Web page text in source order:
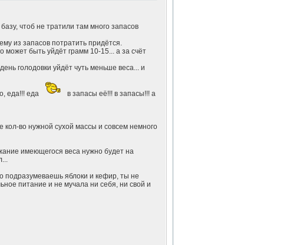
чтоб не тратили там много запасов
из запасов потратить придётся.
может быть уйдёт грамм 10-15... а за счёт
голодовки уйдёт чуть меньше веса... и
еда!!! еда
в запасы её!!! в запасы!!! а
кол-во нужной сухой массы и совсем немного
имеющегося веса нужно будет на
подразумеваешь яблоки и кефир, ты не
питание и не мучала ни себя, ни свой и